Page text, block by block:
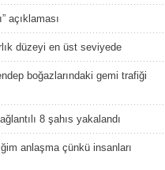
açıklaması
düzeyi en üst seviyede
boğazlarındaki gemi trafiği
8 şahıs yakalandı
anlaşma çünkü insanları